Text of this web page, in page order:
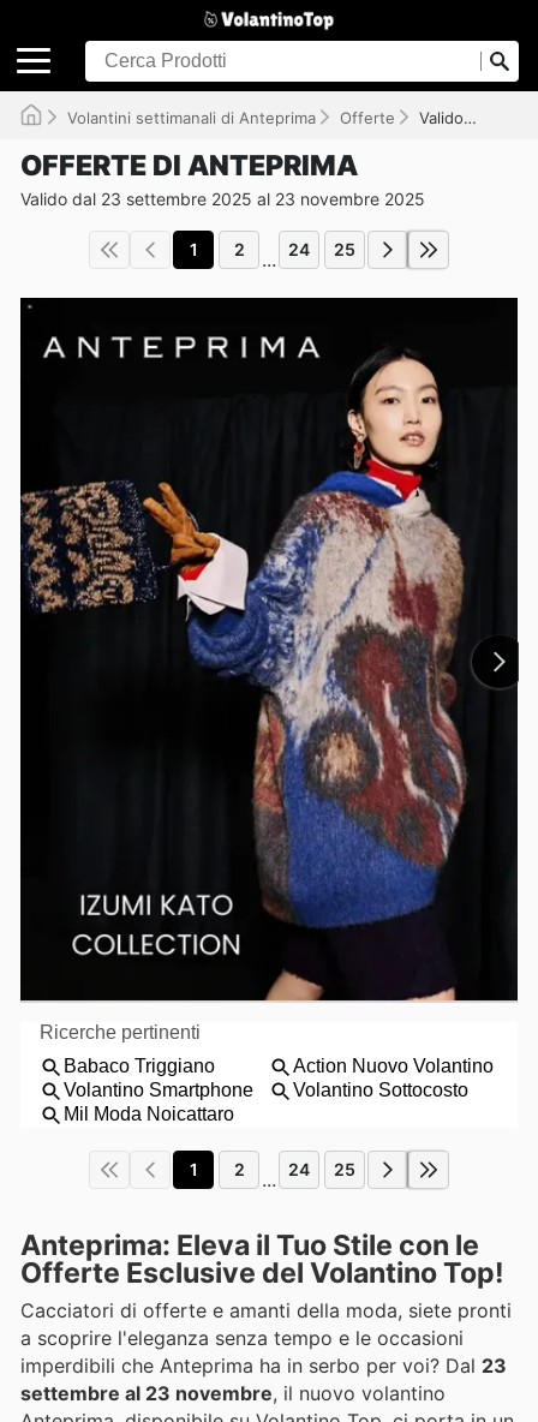
Volantini settimanali di Anteprima Offerte Valido fino al 23/11/2025
OFFERTE DI ANTEPRIMA
Valido dal 23 settembre 2025 al 23 novembre 2025
1 2 ... 24 25
1 2 ... 24 25
Anteprima: Eleva il Tuo Stile con le
Offerte Esclusive del Volantino Top!
Cacciatori di offerte e amanti della moda, siete pronti
a scoprire l'eleganza senza tempo e le occasioni
imperdibili che Anteprima ha in serbo per voi? Dal 23
settembre al 23 novembre, il nuovo volantino